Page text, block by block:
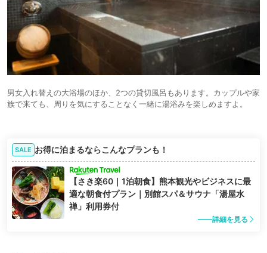
男女入れ替えの大浴場のほか、2つの貸切風呂もあります。カップルや家
族で来ても、周りを気にすることなく一緒に湯浴みを楽しめますよ。
SALE お得に泊まるならこんなプランも！
【さき楽60｜1泊朝食】熊本観光やビジネスに最
適な朝食付プラン｜別館スパ＆サウナ「湯屋水
禅」利用券付
詳細を見る